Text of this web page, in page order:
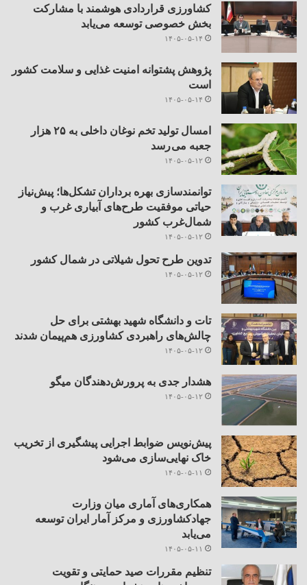
کشاورزی قراردادی هوشمند با مشارکت
بخش خصوصی توسعه می‌یابد
۱۴۰۵-۰۵-۱۴
پژوهش پشتوانه امنیت غذایی و سلامت کشور
است
۱۴۰۵-۰۵-۱۴
امسال تولید تخم نوغان داخلی به ۲۵ هزار
جعبه می رسد
۱۴۰۵-۰۵-۱۲
توانمندسازی بهره برداران تشکل‌ها؛ پیش‌نیاز
حیاتی موفقیت طرح‌های آبیاری غرب و
شمال‌غرب کشور
۱۴۰۵-۰۵-۱۲
تدوین طرح تحول شیلاتی در شمال کشور
۱۴۰۵-۰۵-۱۲
تات و دانشگاه شهید بهشتی برای حل
چالش‌های راهبردی کشاورزی هم‌پیمان شدند
۱۴۰۵-۰۵-۱۲
هشدار جدی به پرورش‌دهندگان میگو
۱۴۰۵-۰۵-۱۲
پیش‌نویس ضوابط اجرایی پیشگیری از تخریب
خاک نهایی‌سازی می‌شود
۱۴۰۵-۰۵-۱۱
همکاری‌های آماری میان وزارت
جهادکشاورزی و مرکز آمار ایران توسعه
می‌یابد
۱۴۰۵-۰۵-۱۱
تنظیم مقررات صید حمایتی و تقویت